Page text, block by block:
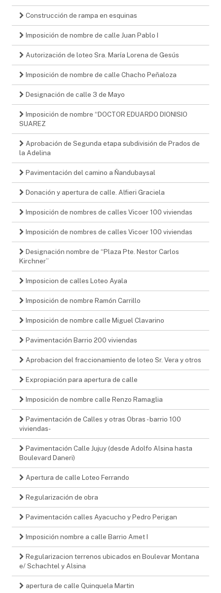
Construcción de rampa en esquinas
Imposición de nombre de calle Juan Pablo I
Autorización de loteo Sra. María Lorena de Gesús
Imposición de nombre de calle Chacho Peñaloza
Designación de calle 3 de Mayo
Imposición de nombre “DOCTOR EDUARDO DIONISIO
SUAREZ
Aprobación de Segunda etapa subdivisión de Prados de
la Adelina
Pavimentación del camino a Ñandubaysal
Donación y apertura de calle. Alfieri Graciela
Imposición de nombres de calles Vicoer 100 viviendas
Imposición de nombres de calles Vicoer 100 viviendas
Designación nombre de “Plaza Pte. Nestor Carlos
Kirchner”
Imposicion de calles Loteo Ayala
Imposición de nombre Ramón Carrillo
Imposición de nombre calle Miguel Clavarino
Pavimentación Barrio 200 viviendas
Aprobacion del fraccionamiento de loteo Sr. Vera y otros
Expropiación para apertura de calle
Imposición de nombre calle Renzo Ramaglia
Pavimentación de Calles y otras Obras - barrio 100
viviendas-
Pavimentación Calle Jujuy (desde Adolfo Alsina hasta
Boulevard Daneri)
Apertura de calle Loteo Ferrando
Regularización de obra
Pavimentación calles Ayacucho y Pedro Perigan
Imposición nombre a calle Barrio Amet I
Regularizacion terrenos ubicados en Boulevar Montana
e/ Schachtel y Alsina
apertura de calle Quinquela Martin